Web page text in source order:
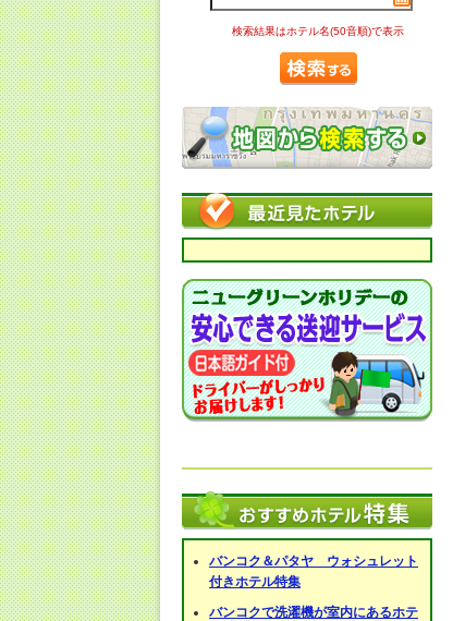
検索結果はホテル名(50音順)で表示
バンコク＆パタヤ ウォシュレット
付きホテル特集
バンコクで洗濯機が室内にあるホテ